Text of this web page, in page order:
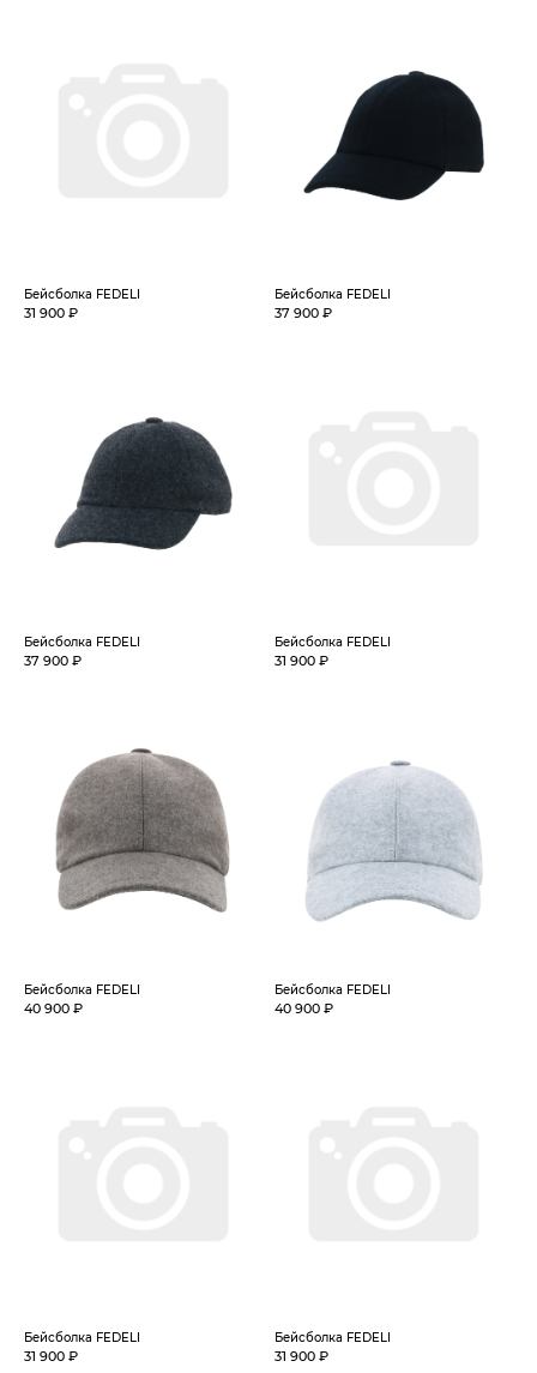
Бейсболка FEDELI
31 900 ₽
Бейсболка FEDELI
37 900 ₽
Бейсболка FEDELI
37 900 ₽
Бейсболка FEDELI
31 900 ₽
Бейсболка FEDELI
40 900 ₽
Бейсболка FEDELI
40 900 ₽
Бейсболка FEDELI
31 900 ₽
Бейсболка FEDELI
31 900 ₽